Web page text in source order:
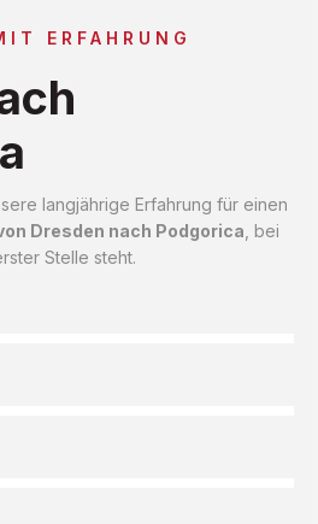
ERFAHRUNG
langjährige Erfahrung für einen
Dresden nach Podgorica , bei
Stelle steht.